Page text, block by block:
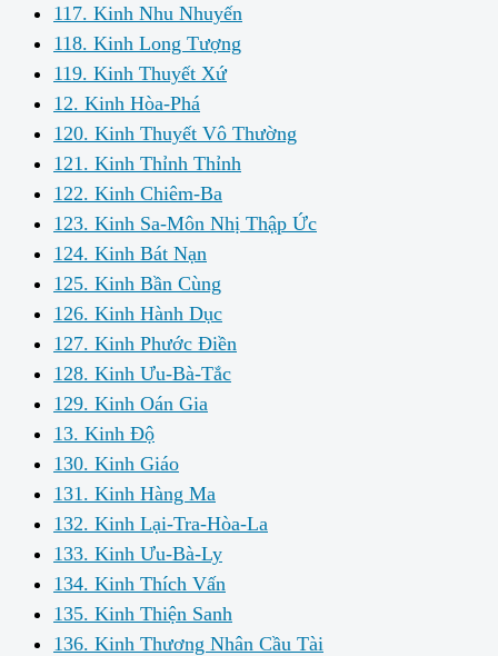
117. Kinh Nhu Nhuyến
118. Kinh Long Tượng
119. Kinh Thuyết Xứ
12. Kinh Hòa-Phá
120. Kinh Thuyết Vô Thường
121. Kinh Thỉnh Thỉnh
122. Kinh Chiêm-Ba
123. Kinh Sa-Môn Nhị Thập Ức
124. Kinh Bát Nạn
125. Kinh Bần Cùng
126. Kinh Hành Dục
127. Kinh Phước Điền
128. Kinh Ưu-Bà-Tắc
129. Kinh Oán Gia
13. Kinh Độ
130. Kinh Giáo
131. Kinh Hàng Ma
132. Kinh Lại-Tra-Hòa-La
133. Kinh Ưu-Bà-Ly
134. Kinh Thích Vấn
135. Kinh Thiện Sanh
136. Kinh Thương Nhân Cầu Tài